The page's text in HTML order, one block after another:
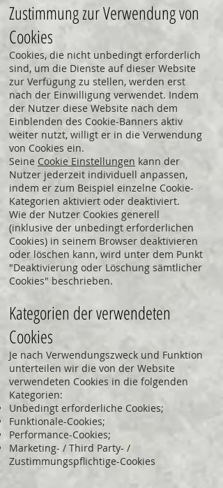
Zustimmung zur Verwendung von
Cookies
Cookies, die nicht unbedingt erforderlich
sind, um die Dienste auf dieser Website
zur Verfügung zu stellen, werden erst
nach der Einwilligung verwendet. Indem
der Nutzer diese Website nach dem
Einblenden des Cookie-Banners aktiv
weiter nutzt, willigt er in die Verwendung
von Cookies ein.
Seine Cookie Einstellungen kann der
Nutzer jederzeit individuell anpassen,
indem er zum Beispiel einzelne Cookie-
Kategorien aktiviert oder deaktiviert.
Wie der Nutzer Cookies generell
(inklusive der unbedingt erforderlichen
Cookies) in seinem Browser deaktivieren
oder löschen kann, wird unter dem Punkt
"Deaktivierung oder Löschung sämtlicher
Cookies" beschrieben.
Kategorien der verwendeten
Cookies
Je nach Verwendungszweck und Funktion
unterteilen wir die von der Website
verwendeten Cookies in die folgenden
Kategorien:
Unbedingt erforderliche Cookies;
Funktionale-Cookies;
Performance-Cookies;
Marketing- / Third Party- /
Zustimmungspflichtige-Cookies